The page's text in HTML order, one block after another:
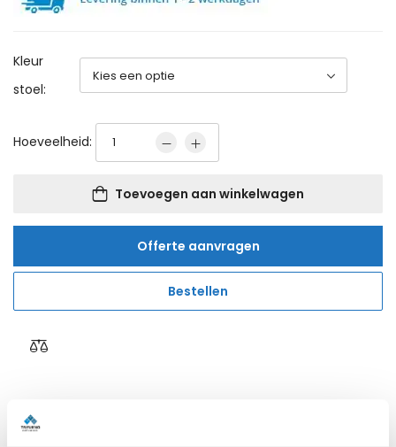
Kleur
stoel:
Hoeveelheid:
Toevoegen aan winkelwagen
Offerte aanvragen
Bestellen
Reviews van klanten